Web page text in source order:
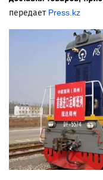
передаетPress.kz